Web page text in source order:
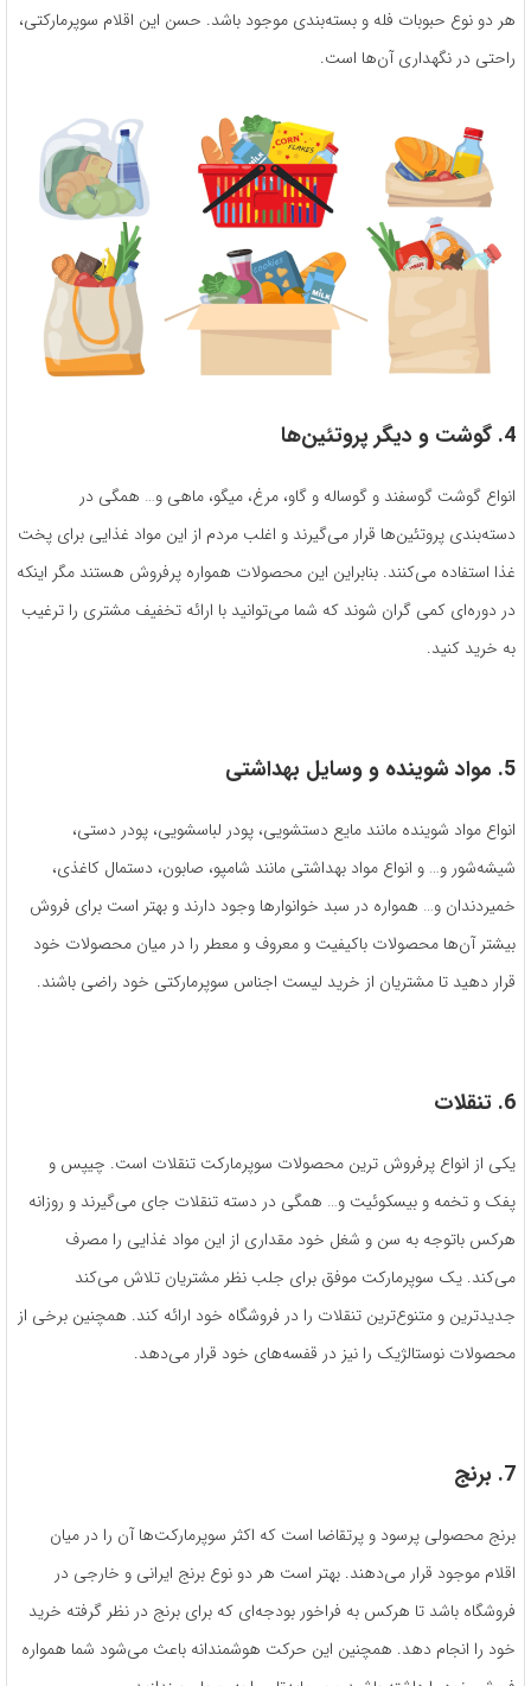
هر دو نوع حبوبات فله و بسته‌بندی موجود باشد. حسن این اقلام سوپرمارکتی،
راحتی در نگهداری آن‌ها است.
4. گوشت و دیگر پروتئین ها
انواع گوشت گوسفند و گوساله و گاو، مرغ، میگو، ماهی و… همگی در
دسته‌بندی پروتئین‌ها قرار می‌گیرند و اغلب مردم از این مواد غذایی برای پخت
غذا استفاده می‌کنند. بنابراین این محصولات همواره پرفروش هستند مگر اینکه
در دوره‌ای کمی گران شوند که شما می‌توانید با ارائه تخفیف مشتری را ترغیب
به خرید کنید.
5. مواد شوینده و وسایل بهداشتی
انواع مواد شوینده مانند مایع دستشویی، پودر لباسشویی، پودر دستی،
شیشه‌شور و… و انواع مواد بهداشتی مانند شامپو، صابون، دستمال کاغذی،
خمیردندان و… همواره در سبد خوانوارها وجود دارند و بهتر است برای فروش
بیشتر آن‌ها محصولات باکیفیت و معروف و معطر را در میان محصولات خود
قرار دهید تا مشتریان از خرید لیست اجناس سوپرمارکتی خود راضی باشند.
6. تنقلات
یکی از انواع پرفروش ترین محصولات سوپرمارکت تنقلات است. چیپس و
پفک و تخمه و بیسکوئیت و… همگی در دسته تنقلات جای می‌گیرند و روزانه
هرکس باتوجه به سن و شغل خود مقداری از این مواد غذایی را مصرف
می‌کند. یک سوپرمارکت موفق برای جلب نظر مشتریان تلاش می‌کند
جدیدترین و متنوع‌ترین تنقلات را در فروشگاه خود ارائه کند. همچنین برخی از
محصولات نوستالژیک را نیز در قفسه‌های خود قرار می‌دهد.
7. برنج
برنج محصولی پرسود و پرتقاضا است که اکثر سوپرمارکت‌ها آن را در میان
اقلام موجود قرار می‌دهند. بهتر است هر دو نوع برنج ایرانی و خارجی در
فروشگاه باشد تا هرکس به فراخور بودجه‌ا‌ی که برای برنج در نظر گرفته خرید
خود را انجام دهد. همچنین این حرکت هوشمندانه باعث می‌شود شما همواره